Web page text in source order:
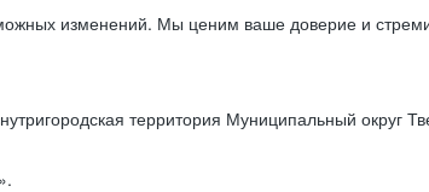
изменений. Мы ценим ваше доверие и
территория Муниципальный округ